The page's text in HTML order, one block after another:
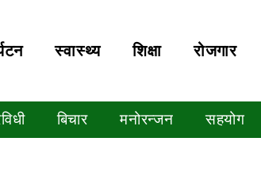
स्वास्थ्य शिक्षा रोजगार
बिचार मनोरन्जन सहयोग